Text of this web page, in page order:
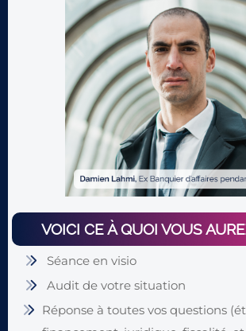
VOICI CE À QUOI VOUS
Séance en visio
Audit de votre situation
Réponse à toutes vos questions